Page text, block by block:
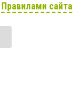
Правилами сайта